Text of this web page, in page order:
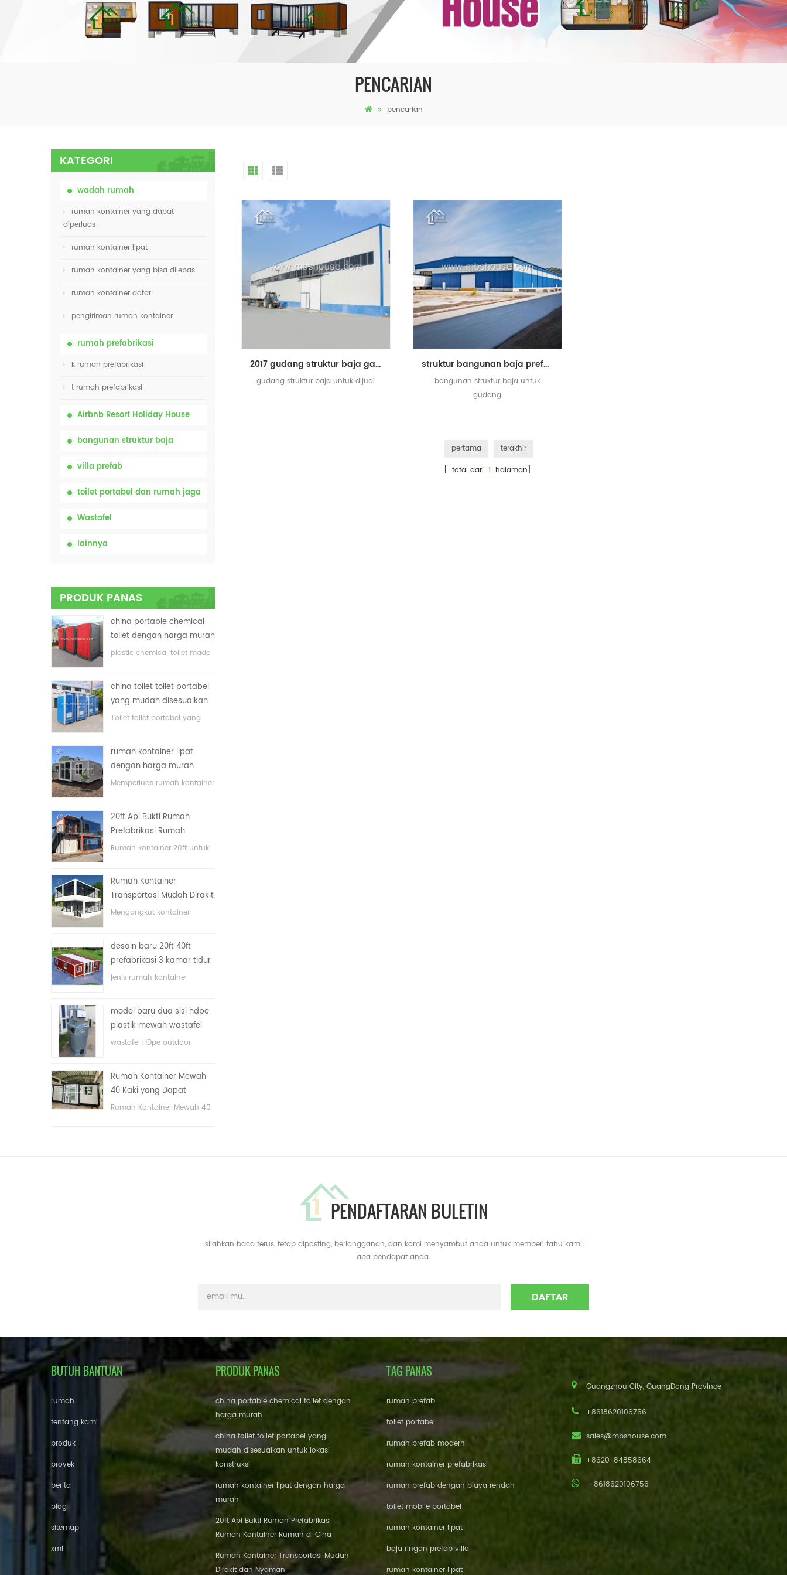
PENCARIAN
pencarian
KATEGORI
wadah rumah
rumah kontainer yang dapat
diperluas
rumah kontainer lipat
rumah kontainer yang bisa dilepas
rumah kontainer datar
pengiriman rumah kontainer
rumah prefabrikasi
k rumah prefabrikasi
t rumah prefabrikasi
Airbnb Resort Holiday House
bangunan struktur baja
villa prefab
toilet portabel dan rumah jaga
Wastafel
lainnya
PRODUK PANAS
china portable chemical
toilet dengan harga murah
plastic chemical toilet made
china toilet toilet portabel
yang mudah disesuaikan
untuk lokasi konstruksi
Toilet toilet portabel yang
rumah kontainer lipat
dengan harga murah
Memperluas rumah kontainer
20ft Api Bukti Rumah
Prefabrikasi Rumah
Kontainer Rumah di Cina
Rumah kontainer 20ft untuk
Rumah Kontainer
Transportasi Mudah Dirakit
dan Nyaman
Mengangkut kontainer
desain baru 20ft 40ft
prefabrikasi 3 kamar tidur
rumah kontainer kecil
jenis rumah kontainer
kamar tidur, satu kamar
mandi dan dengan sistem
listrik.
model baru dua sisi hdpe
plastik mewah wastafel
kamar mandi umum
wastafel HDpe outdoor
nbsp;
Rumah Kontainer Mewah
40 Kaki yang Dapat
Diperluas Dengan Tiga
Rumah Kontainer Mewah 40
2017 gudang struktur baja gaya baru untuk dijual
gudang struktur baja untuk dijual
struktur bangunan baja prefabrikasi yang disesuaikan untuk gudang
bangunan struktur baja untuk
gudang
pertama
terakhir
[ total dari 1 halaman]
PENDAFTARAN BULETIN
silahkan baca terus, tetap diposting, berlangganan, dan kami menyambut anda untuk memberi tahu kami
apa pendapat anda.
BUTUH BANTUAN
rumah
tentang kami
produk
proyek
berita
blog
sitemap
xml
PRODUK PANAS
china portable chemical toilet dengan
harga murah
china toilet toilet portabel yang
mudah disesuaikan untuk lokasi
konstruksi
rumah kontainer lipat dengan harga
murah
20ft Api Bukti Rumah Prefabrikasi
Rumah Kontainer Rumah di Cina
Rumah Kontainer Transportasi Mudah
Dirakit dan Nyaman
TAG PANAS
rumah prefab
toilet portabel
rumah prefab modern
rumah kontainer prefabrikasi
rumah prefab dengan biaya rendah
toilet mobile portabel
rumah kontainer lipat
baja ringan prefab villa
rumah kontainer lipat
Guangzhou City, GuangDong Province
+8618620106756
sales@mbshouse.com
+8620-84858664
+8618620106756
mbshou
se.com